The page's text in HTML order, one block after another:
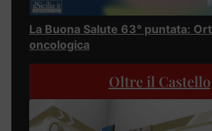
La Buona Salute 63° puntata:
oncologica
Oltre il Castello